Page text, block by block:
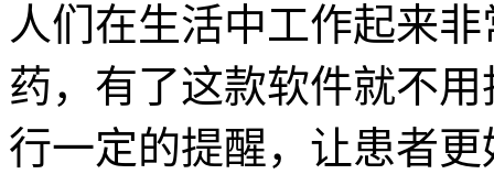
人们在生活中工作起来
药，有了这款软件就不
行一定的提醒，让患者